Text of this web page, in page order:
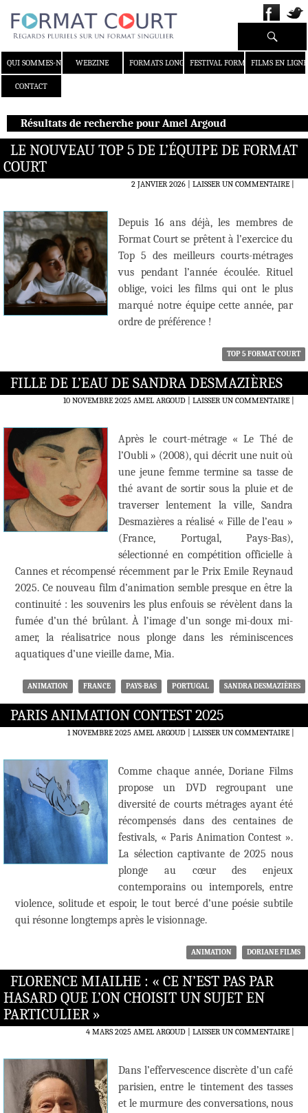
QUI SOMMES-NOUS ?WEBZINE FORMATS LONGS FESTIVAL FORMAT COURT
FILMS EN LIGNE
CONTACT
Recherche
Résultats de recherche pour Amel Argoud
LE NOUVEAU TOP 5 DE L’ÉQUIPE DE FORMAT
COURT
2 JANVIER 2026 LAISSER UN COMMENTAIRE|
Depuis 16 ans déjà, les membres de
Format Court se prêtent à l’exercice du
Top 5 des meilleurs courts-métrages
vus pendant l’année écoulée. Rituel
oblige, voici les films qui ont le plus
marqué notre équipe cette année, par
ordre de préférence !
TOP 5 FORMAT COURT
FILLE DE L’EAU DE SANDRA DESMAZIÈRES
10 NOVEMBRE 2025 AMEL ARGOUD LAISSER UN COMMENTAIRE|
Après le court-métrage « Le Thé de
l’Oubli » (2008), qui décrit une nuit où
une jeune femme termine sa tasse de
thé avant de sortir sous la pluie et de
traverser lentement la ville, Sandra
Desmazières a réalisé « Fille de l’eau »
(France, Portugal, Pays-Bas),
sélectionné en compétition officielle à
Cannes et récompensé récemment par le Prix Emile Reynaud
2025. Ce nouveau film d’animation semble presque en être la
continuité : les souvenirs les plus enfouis se révèlent dans la
fumée d’un thé brûlant. À l’image d’un songe mi-doux mi-
amer, la réalisatrice nous plonge dans les réminiscences
aquatiques d’une vieille dame, Mia.
ANIMATION FRANCE PAYS-BAS PORTUGAL SANDRA DESMAZIÈRES
PARIS ANIMATION CONTEST 2025
1 NOVEMBRE 2025 AMEL ARGOUD LAISSER UN COMMENTAIRE|
Comme chaque année, Doriane Films
propose un DVD regroupant une
diversité de courts métrages ayant été
récompensés dans des centaines de
festivals, « Paris Animation Contest ».
La sélection captivante de 2025 nous
plonge au cœur des enjeux
contemporains ou intemporels, entre
violence, solitude et espoir, le tout bercé d’une poésie subtile
qui résonne longtemps après le visionnage.
ANIMATION DORIANE FILMS
FLORENCE MIAILHE : « CE N’EST PAS PAR
HASARD QUE L’ON CHOISIT UN SUJET EN
PARTICULIER »
4 MARS 2025 AMEL ARGOUD LAISSER UN COMMENTAIRE|
Dans l’effervescence discrète d’un café
parisien, entre le tintement des tasses
et le murmure des conversations, nous